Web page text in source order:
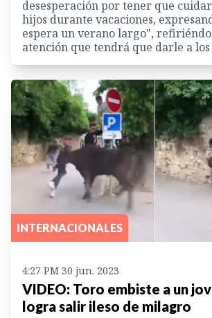
desesperación por tener que
hijos durante vacaciones,
espera un verano largo",
atención que tendrá que darle a
INTERNACIONALES
4:27 PM 30 jun. 2023
VIDEO: Toro embiste a un
logra salir ileso de milagro